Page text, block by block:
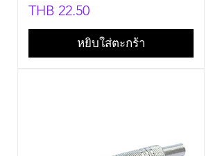
Price
THB 22.50
หยิบใส่ตะกร้า